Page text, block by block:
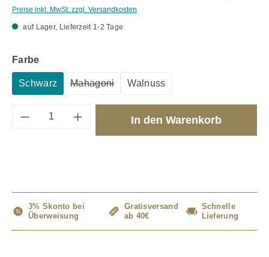
Preise inkl. MwSt. zzgl. Versandkosten
auf Lager, Lieferzeit 1-2 Tage
Farbeauswählen
Schwarz Mahagoni
(Diese Option ist zurzeit nicht verfügbar.)
Walnuss
Produkt Anzahl: Gib den gewünschten
In den Warenkorb
3% Skonto bei
Überweisung
Gratisversand
ab 40€
Schnelle
Lieferung